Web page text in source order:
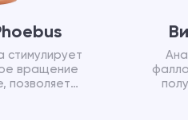
стимулирует
вращение
позволяет